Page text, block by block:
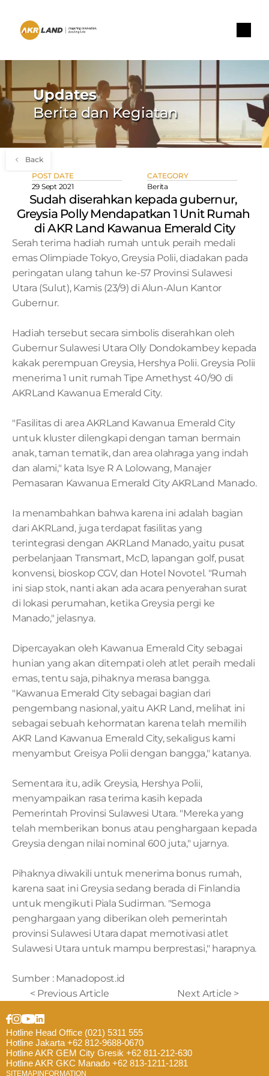
Updates
Berita dan Kegiatan
Back
POST DATE
29 Sept 2021
CATEGORY
Berita
Sudah diserahkan kepada gubernur,
Greysia Polly Mendapatkan 1 Unit Rumah
di AKR Land Kawanua Emerald City
Serah terima hadiah rumah untuk peraih medali
emas Olimpiade Tokyo, Greysia Polii, diadakan pada
peringatan ulang tahun ke-57 Provinsi Sulawesi
Utara (Sulut), Kamis (23/9) di Alun-Alun Kantor
Gubernur.
Hadiah tersebut secara simbolis diserahkan oleh
Gubernur Sulawesi Utara Olly Dondokambey kepada
kakak perempuan Greysia, Hershya Polii. Greysia Polii
menerima 1 unit rumah Tipe Amethyst 40/90 di
AKRLand Kawanua Emerald City.
"Fasilitas di area AKRLand Kawanua Emerald City
untuk kluster dilengkapi dengan taman bermain
anak, taman tematik, dan area olahraga yang indah
dan alami," kata Isye R A Lolowang, Manajer
Pemasaran Kawanua Emerald City AKRLand Manado.
Ia menambahkan bahwa karena ini adalah bagian
dari AKRLand, juga terdapat fasilitas yang
terintegrasi dengan AKRLand Manado, yaitu pusat
perbelanjaan Transmart, McD, lapangan golf, pusat
konvensi, bioskop CGV, dan Hotel Novotel. "Rumah
ini siap stok, nanti akan ada acara penyerahan surat
di lokasi perumahan, ketika Greysia pergi ke
Manado," jelasnya.
Dipercayakan oleh Kawanua Emerald City sebagai
hunian yang akan ditempati oleh atlet peraih medali
emas, tentu saja, pihaknya merasa bangga.
"Kawanua Emerald City sebagai bagian dari
pengembang nasional, yaitu AKR Land, melihat ini
sebagai sebuah kehormatan karena telah memilih
AKR Land Kawanua Emerald City, sekaligus kami
menyambut Greisya Polii dengan bangga," katanya.
Sementara itu, adik Greysia, Hershya Polii,
menyampaikan rasa terima kasih kepada
Pemerintah Provinsi Sulawesi Utara. "Mereka yang
telah memberikan bonus atau penghargaan kepada
Greysia dengan nilai nominal 600 juta," ujarnya.
Pihaknya diwakili untuk menerima bonus rumah,
karena saat ini Greysia sedang berada di Finlandia
untuk mengikuti Piala Sudirman. "Semoga
penghargaan yang diberikan oleh pemerintah
provinsi Sulawesi Utara dapat memotivasi atlet
Sulawesi Utara untuk mampu berprestasi," harapnya.
Sumber : Manadopost.id
< Previous Article
Next Article >
Hotline Head Office (021) 5311 555
Hotline Jakarta +62 812-9688-0670
Hotline AKR GEM City Gresik +62 811-212-630
Hotline AKR GKC Manado +62 813-1211-1281
SITEMAP INFORMATION